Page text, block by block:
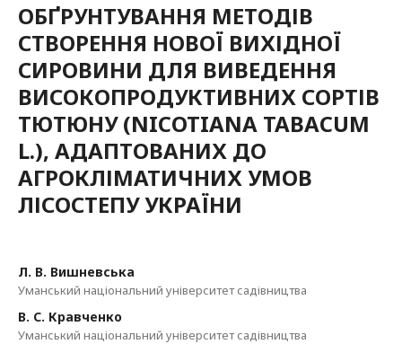
ОБҐРУНТУВАННЯ МЕТОДІВ
СТВОРЕННЯ НОВОЇ ВИХІДНОЇ
СИРОВИНИ ДЛЯ ВИВЕДЕННЯ
ВИСОКОПРОДУКТИВНИХ СОРТІВ
ТЮТЮНУ (NICOTIANA TABACUM
L.), АДАПТОВАНИХ ДО
АГРОКЛІМАТИЧНИХ УМОВ
ЛІСОСТЕПУ УКРАЇНИ
Л. В. Вишневська
Уманський національний університет садівництва
В. С. Кравченко
Уманський національний університет садівництва